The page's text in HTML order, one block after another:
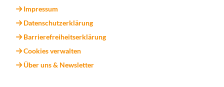
Impressum
Datenschutzerklärung
Barrierefreiheitserklärung
Cookies verwalten
Über uns & Newsletter